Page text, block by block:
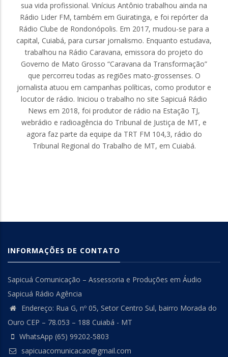
sua vida profissional. Vinícius Antônio trabalhou ainda na
Rádio Lider FM, também em Guiratinga, e foi repórter da
Rádio Clube de Rondonópolis. Em 2017, mudou-se para a
capital, Cuiabá, para cursar jornalismo. Enquanto estudava,
trabalhou na Rádio Caravana, emissora do projeto do
Governo de Mato Grosso “Caravana da Transformação”
que percorreu todas as regiões mato-grossenses. O
jornalista atuou em campanhas políticas, como produtor e
locutor de rádio. Iniciou o trabalho no site Sapicuá Rádio
News em 2018, foi produtor de rádio na Estação TJ,
webrádio e radioagência do Tribunal de Justiça de MT, e
agora faz parte da equipe da TRT FM 104,3, rádio do
Tribunal Regional do Trabalho de MT, em Cuiabá.
INFORMAÇÕES DE CONTATO
Sapicuá Comunicação – Assessoria e Produções em Áudio
Sapicuá Rádio Agência
Endereço: Rua G, nº 05, Setor Centro Sul, bairro Morada do
Ouro CEP – 78.053 – 188 Cuiabá - MT
WhatsApp (65) 99202-5803
sapicuacomunicacao@gmail.com